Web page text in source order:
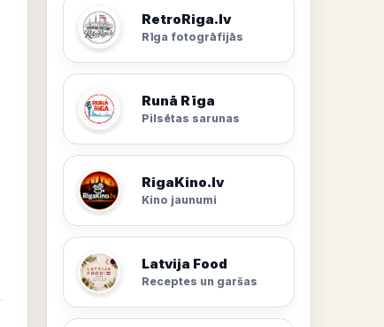
RetroRiga.lv
Rīga fotogrāfijās
Runā Rīga
Pilsētas sarunas
RigaKino.lv
Kino jaunumi
Latvija Food
Receptes un garšas